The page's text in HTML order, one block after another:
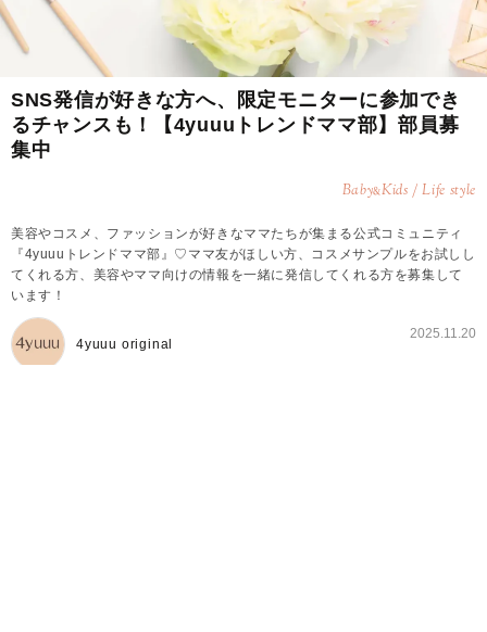
SNS発信が好きな方へ、限定モニターに参加でき
るチャンスも！【4yuuuトレンドママ部】部員募
集中
Baby&Kids / Life style
美容やコスメ、ファッションが好きなママたちが集まる公式コミュニティ
『4yuuuトレンドママ部』♡ママ友がほしい方、コスメサンプルをお試しし
てくれる方、美容やママ向けの情報を一緒に発信してくれる方を募集して
います！
4yuuu original
2025.11.20